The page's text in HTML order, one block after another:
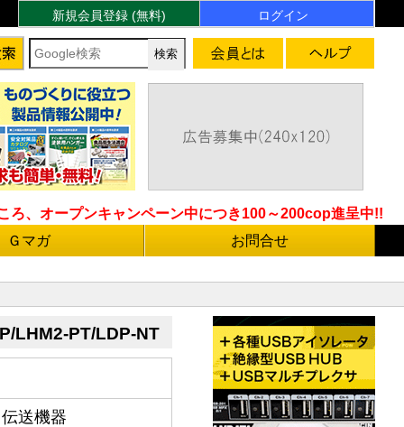
ログイン
新規会員登録 (無料)
ろ、オープンキャンペーン中につき100～200cop進呈中!!
Ｇマガ
お問合せ
LHM2-PT/LDP-NT
送機器